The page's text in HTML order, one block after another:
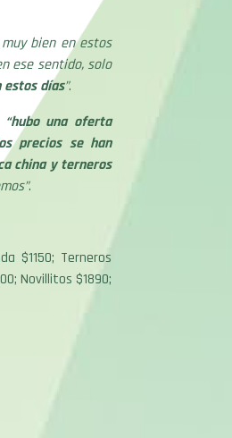
bien en estos
ese sentido, solo
estos días”.
“hubo una oferta
precios se han
china y terneros
.
$1150; Terneros
Novillitos $1890;